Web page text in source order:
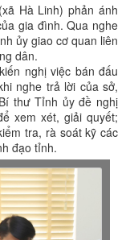
Hà Linh) phản ánh
gia đình. Qua nghe
ủy giao cơ quan liên
dân.
nghị việc bán đấu
nghe trả lời của sở,
thư Tỉnh ủy đề nghị
xem xét, giải quyết;
tra, rà soát kỹ các
đạo tỉnh.